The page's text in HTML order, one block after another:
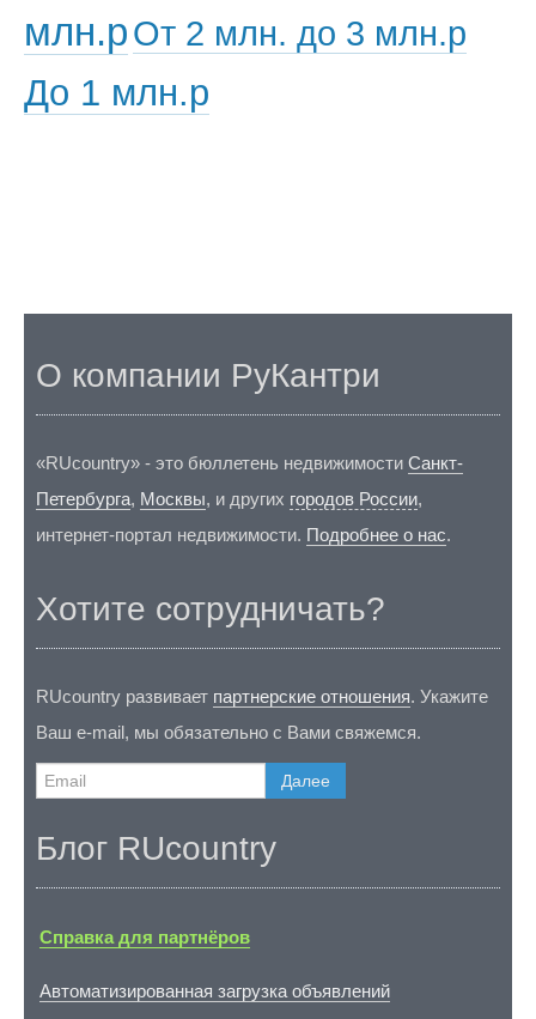
млн.рОт 2 млн. до 3 млн.р
До 1 млн.р
О компании РуКантри
«RUcountry» - это бюллетень недвижимости Санкт-
Петербурга, Москвы, и других городов России,
интернет-портал недвижимости. Подробнее о нас.
Хотите сотрудничать?
RUcountry развивает партнерские отношения. Укажите
Ваш e-mail, мы обязательно с Вами свяжемся.
Далее
Блог RUcountry
Справка для партнёров
Автоматизированная загрузка объявлений